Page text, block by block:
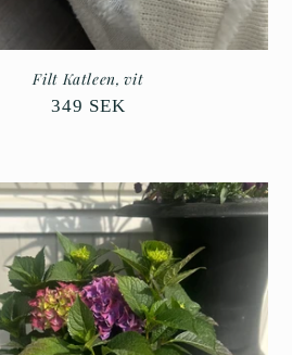
Filt Katleen, vit
Ordinarie
349 SEK